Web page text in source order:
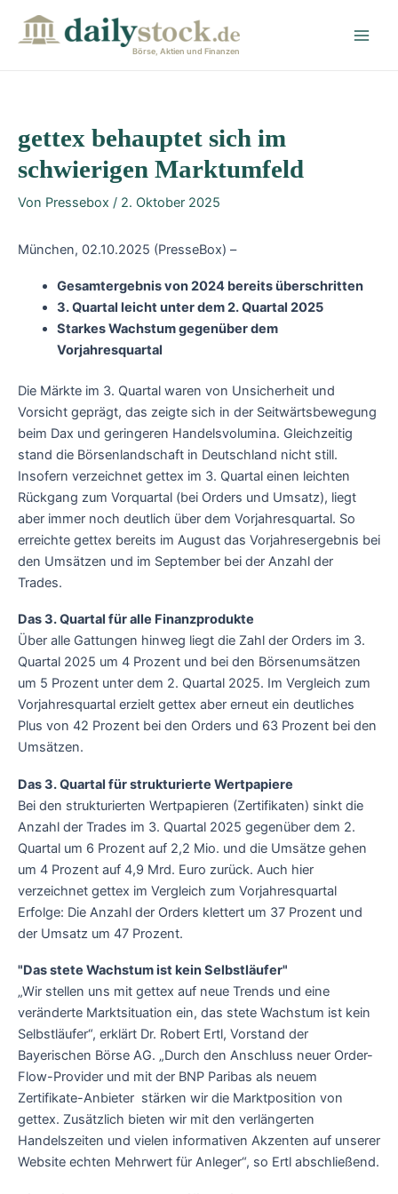
Börse, Aktien und Finanzen
gettex behauptet sich im
schwierigen Marktumfeld
Von Pressebox / 2. Oktober 2025
München, 02.10.2025 (PresseBox) –
Gesamtergebnis von 2024 bereits überschritten
3. Quartal leicht unter dem 2. Quartal 2025
Starkes Wachstum gegenüber dem
Vorjahresquartal
Die Märkte im 3. Quartal waren von Unsicherheit und
Vorsicht geprägt, das zeigte sich in der Seitwärtsbewegung
beim Dax und geringeren Handelsvolumina. Gleichzeitig
stand die Börsenlandschaft in Deutschland nicht still.
Insofern verzeichnet gettex im 3. Quartal einen leichten
Rückgang zum Vorquartal (bei Orders und Umsatz), liegt
aber immer noch deutlich über dem Vorjahresquartal. So
erreichte gettex bereits im August das Vorjahresergebnis bei
den Umsätzen und im September bei der Anzahl der
Trades.
Das 3. Quartal für alle Finanzprodukte
Über alle Gattungen hinweg liegt die Zahl der Orders im 3.
Quartal 2025 um 4 Prozent und bei den Börsenumsätzen
um 5 Prozent unter dem 2. Quartal 2025. Im Vergleich zum
Vorjahresquartal erzielt gettex aber erneut ein deutliches
Plus von 42 Prozent bei den Orders und 63 Prozent bei den
Umsätzen.
Das 3. Quartal für strukturierte Wertpapiere
Bei den strukturierten Wertpapieren (Zertifikaten) sinkt die
Anzahl der Trades im 3. Quartal 2025 gegenüber dem 2.
Quartal um 6 Prozent auf 2,2 Mio. und die Umsätze gehen
um 4 Prozent auf 4,9 Mrd. Euro zurück. Auch hier
verzeichnet gettex im Vergleich zum Vorjahresquartal
Erfolge: Die Anzahl der Orders klettert um 37 Prozent und
der Umsatz um 47 Prozent.
"Das stete Wachstum ist kein Selbstläufer"
„Wir stellen uns mit gettex auf neue Trends und eine
veränderte Marktsituation ein, das stete Wachstum ist kein
Selbstläufer“, erklärt Dr. Robert Ertl, Vorstand der
Bayerischen Börse AG. „Durch den Anschluss neuer Order-
Flow-Provider und mit der BNP Paribas als neuem
Zertifikate-Anbieter stärken wir die Marktposition von
gettex. Zusätzlich bieten wir mit den verlängerten
Handelszeiten und vielen informativen Akzenten auf unserer
Website echten Mehrwert für Anleger“, so Ertl abschließend.